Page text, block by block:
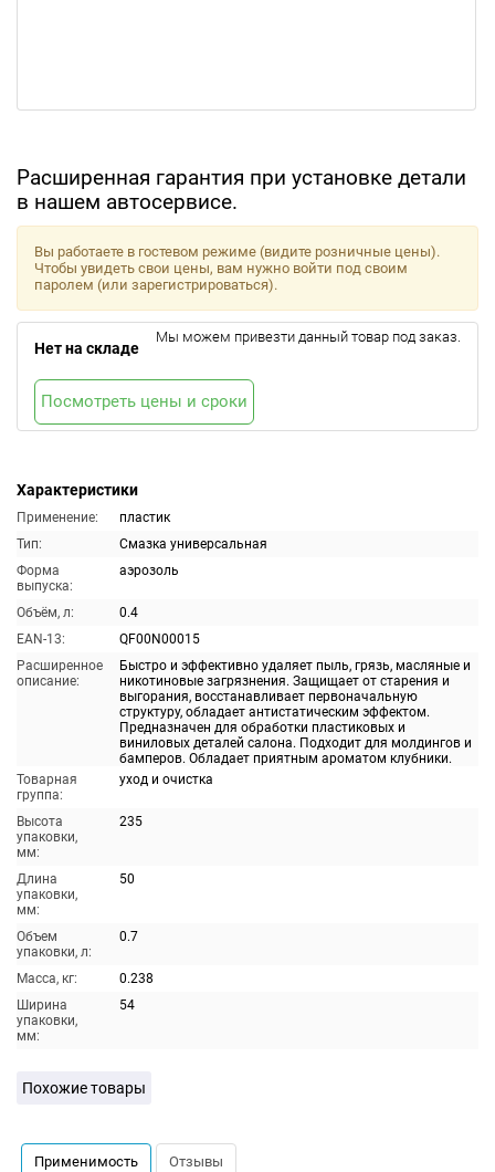
Расширенная гарантия при установке детали
в нашем автосервисе.
Характеристики
Применение:
пластик
Тип:
Смазка универсальная
Форма
выпуска:
аэрозоль
Объём, л:
0.4
EAN-13:
QF00N00015
Расширенное
описание:
Быстро и эффективно удаляет пыль, грязь, масляные и
никотиновые загрязнения. Защищает от старения и
выгорания, восстанавливает первоначальную
структуру, обладает антистатическим эффектом.
Предназначен для обработки пластиковых и
виниловых деталей салона. Подходит для молдингов и
бамперов. Обладает приятным ароматом клубники.
Товарная
группа:
уход и очистка
Высота
упаковки,
мм:
235
Длина
упаковки,
мм:
50
Объем
упаковки, л:
0.7
Масса, кг:
0.238
Ширина
упаковки,
мм:
54
Вы работаете в гостевом режиме (видите розничные цены).
Чтобы увидеть свои цены, вам нужно войти под своим
паролем (или зарегистрироваться).
Нет на складе
Мы можем привезти данный товар под заказ.
Посмотреть цены и сроки
Похожие товары
Применимость Отзывы